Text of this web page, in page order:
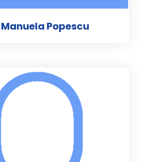
Popescu